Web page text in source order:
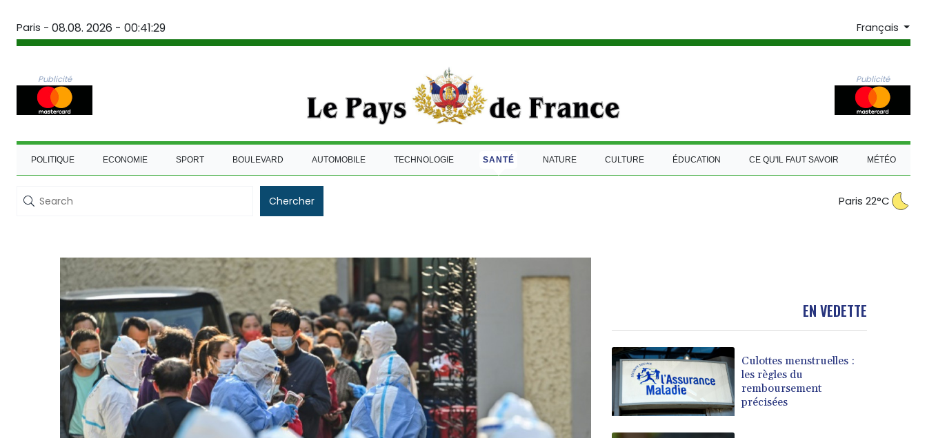
Paris - 08.08. 2026 - 00:41:30 Français
Publicité Publicité
POLITIQUE ECONOMIE SPORT BOULEVARD AUTOMOBILE TECHNOLOGIE SANTÉ NATURE CULTURE ÉDUCATION CE QU'IL FAUT SAVOIR MÉTÉO
Chercher Paris 22°C
EN VEDETTE
Culottes menstruelles :
les règles du
remboursement
précisées